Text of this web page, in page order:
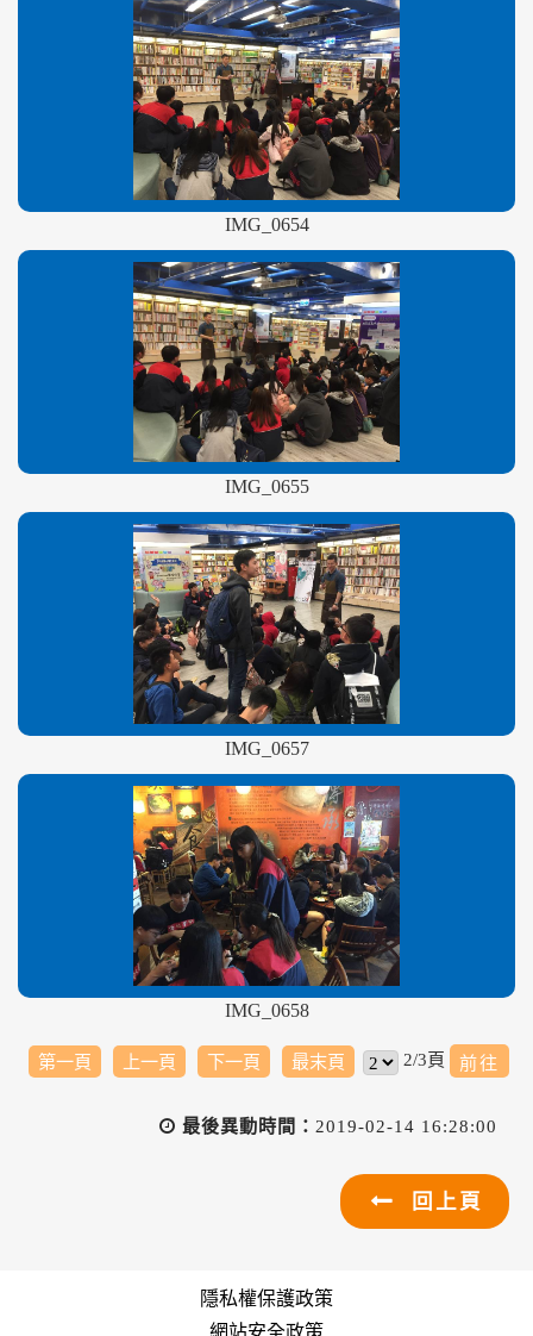
IMG_0654
IMG_0655
IMG_0657
IMG_0658
第一頁 上一頁 下一頁 最末頁 2/3頁
最後異動時間： 2019-02-14 16:28:00
回上頁
隱私權保護政策
網站安全政策